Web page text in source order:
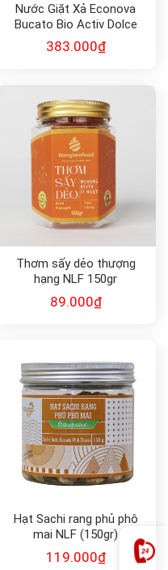
Nước Giặt Xả Econova
Bucato Bio Activ Dolce
Vita
383.000₫
Thơm sấy dẻo thượng
hạng NLF 150gr
89.000₫
Hạt Sachi rang phủ phô
mai NLF (150gr)
119.000₫